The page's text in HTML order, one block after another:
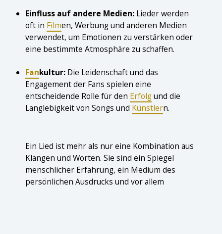
Einfluss auf andere Medien: Lieder werden
oft in Filmen, Werbung und anderen Medien
verwendet, um Emotionen zu verstärken oder
eine bestimmte Atmosphäre zu schaffen.
Fankultur: Die Leidenschaft und das
Engagement der Fans spielen eine
entscheidende Rolle für den Erfolgund die
Langlebigkeit von Songs und Künstlern.
Ein Lied ist mehr als nur eine Kombination aus
Klängen und Worten. Sie sind ein Spiegel
menschlicher Erfahrung, ein Medium des
persönlichen Ausdrucks und vor allem